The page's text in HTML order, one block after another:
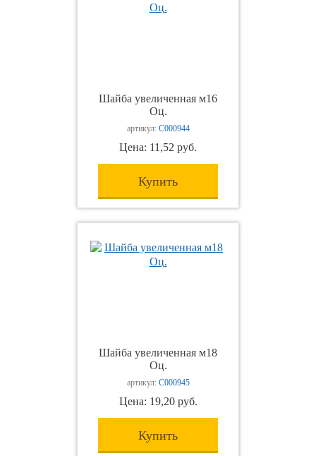
Шайба увеличенная м16
Оц.
артикул: С000944
Цена: 11,52 руб.
Купить
Шайба увеличенная м18
Оц.
артикул: С000945
Цена: 19,20 руб.
Купить